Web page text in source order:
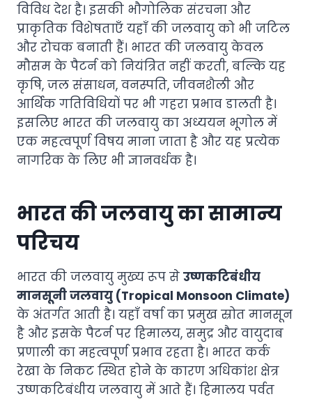
विविध देश है। इसकी भौगोलिक संरचना और
प्राकृतिक विशेषताएँ यहाँ की जलवायु को भी जटिल
और रोचक बनाती हैं। भारत की जलवायु केवल
मौसम के पैटर्न को नियंत्रित नहीं करती, बल्कि यह
कृषि, जल संसाधन, वनस्पति, जीवनशैली और
आर्थिक गतिविधियों पर भी गहरा प्रभाव डालती है।
इसलिए भारत की जलवायु का अध्ययन भूगोल में
एक महत्वपूर्ण विषय माना जाता है और यह प्रत्येक
नागरिक के लिए भी ज्ञानवर्धक है।
भारत की जलवायु का सामान्य
परिचय
भारत की जलवायु मुख्य रूप से उष्णकटिबंधीय
मानसूनी जलवायु (Tropical Monsoon Climate)
के अंतर्गत आती है। यहाँ वर्षा का प्रमुख स्रोत मानसून
है और इसके पैटर्न पर हिमालय, समुद्र और वायुदाब
प्रणाली का महत्वपूर्ण प्रभाव रहता है। भारत कर्क
रेखा के निकट स्थित होने के कारण अधिकांश क्षेत्र
उष्णकटिबंधीय जलवायु में आते हैं। हिमालय पर्वत